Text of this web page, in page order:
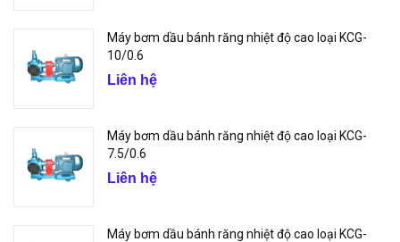
Máy bơm dầu bánh răng nhiệt độ cao loại KCG-
10/0.6
Liên hệ
Máy bơm dầu bánh răng nhiệt độ cao loại KCG-
7.5/0.6
Liên hệ
Máy bơm dầu bánh răng nhiệt độ cao loại KCG-